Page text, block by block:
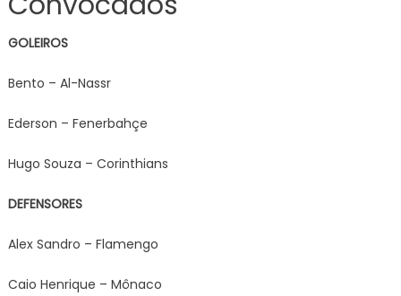
GOLEIROS
Bento – Al-Nassr
Ederson – Fenerbahçe
Hugo Souza – Corinthians
DEFENSORES
Alex Sandro – Flamengo
Caio Henrique – Mônaco